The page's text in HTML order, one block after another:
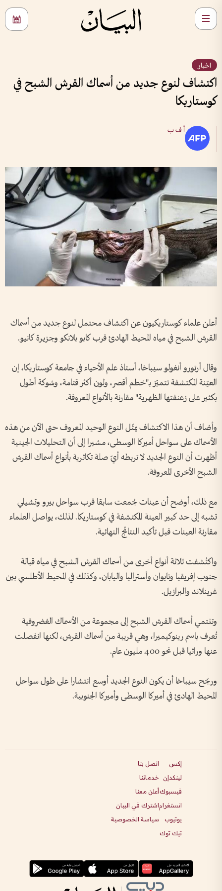
اخبار
اكتشاف لنوع جديد من أسماك القرش الشبح في
كوستاريكا
أ ف ب
أعلن علماء كوستاريكيون عن اكتشاف محتمل لنوع جديد من أسماك
القرش الشبح في مياه المحيط الهادئ قرب كابو بلانكو وجزيرة كانيو.
وقال أرتورو أنغولو سيباخا، أستاذ علم الأحياء في جامعة كوستاريكا، إن
العيّنة المكتشفة تتميّز بـ"خطم أقصر، ولون أكثر قتامة، وشوكة أطول
بكثير على زعنفتها الظهرية" مقارنة بالأنواع المعروفة.
وأضاف أن هذا الاكتشاف يمثّل النوع الوحيد المعروف حتى الآن من هذه
الأسماك على سواحل أميركا الوسطى، مشيرا إلى أن التحليلات الجينية
أظهرت أن النوع الجديد لا تربطه أيّ صلة تكاثرية بأنواع أسماك القرش
الشبح الأخرى المعروفة.
مع ذلك، أوضح أن عينات جُمعت سابقا قرب سواحل بيرو وتشيلي
تشبه إلى حد كبير العينة المكتشفة في كوستاريكا. لذلك، يواصل العلماء
مقارنة العينات قبل تأكيد النتائج النهائية.
واكتُشفت ثلاثة أنواع أخرى من أسماك القرش الشبح في مياه قبالة
جنوب إفريقيا وتايوان وأستراليا واليابان، وكذلك في المحيط الأطلسي بين
غرينلاند والبرازيل.
وتنتمي أسماك القرش الشبح إلى مجموعة من الأسماك الغضروفية
تُعرف باسم رينوكيميرا، وهي قريبة من أسماك القرش، لكنها انفصلت
عنها وراثيا قبل نحو 400 مليون عام.
ورجّح سيباخا أن يكون النوع الجديد أوسع انتشارا على طول سواحل
المحيط الهادئ في أميركا الوسطى وأميركا الجنوبية.
إكس
لينكدإن
فيسبوك
انستغرام
يوتيوب
تيك توك
اتصل بنا
خدماتنا
أعلن معنا
اشترك في البيان
سياسة الخصوصية